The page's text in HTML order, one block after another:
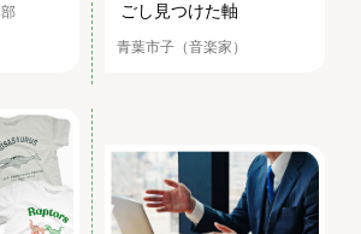
ごし見つけた軸
青葉市子（音楽家）